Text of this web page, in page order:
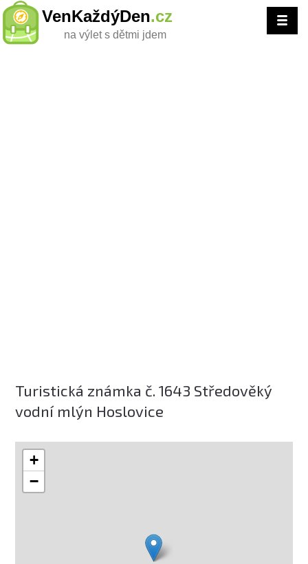
VenKaždýDen.cz
na výlet s dětmi jdem
Turistická známka č. 1643 Středověký
vodní mlýn Hoslovice
+
−